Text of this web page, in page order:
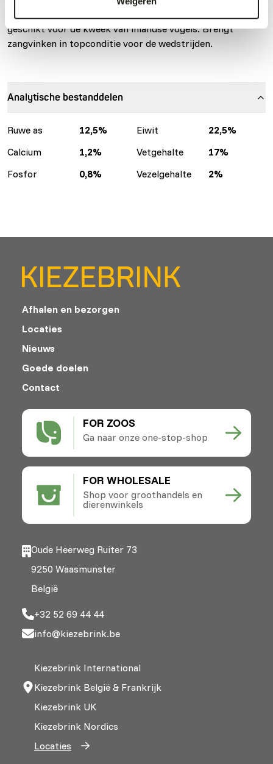
gedroogde watervliegen, vliegenlarven, ... . Uitermate
geschikt voor de kweek van inlandse vogels. Brengt
zangvinken in topconditie voor de wedstrijden.
Analytische bestanddelen
Ruwe as 12,5% Eiwit
22,5%
Calcium
1,2% Vetgehalte
17%
Fosfor
0,8% Vezelgehalte 2%
FOR ZOOS
Ga naar onze one-stop-shop
FOR WHOLESALE
Shop voor groothandels en
dierenwinkels
Afhalen en bezorgen
Locaties
Nieuws
Goede doelen
Contact
Oude Heerweg Ruiter 73
9250 Waasmunster
België
+32 52 69 44 44
info@kiezebrink.be
Kiezebrink International
Kiezebrink België & Frankrijk
Kiezebrink UK
Kiezebrink Nordics
Locaties